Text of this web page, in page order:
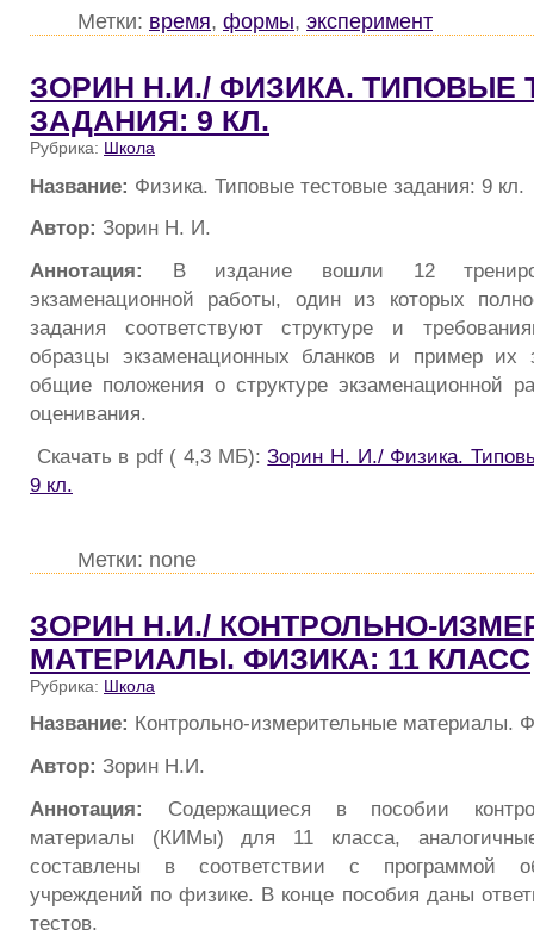
Метки: время, формы, эксперимент
ЗОРИН Н.И./ ФИЗИКА. ТИПОВЫЕ
ЗАДАНИЯ: 9 КЛ.
Рубрика: Школа
Название: Физика. Типовые тестовые задания: 9 кл.
Автор: Зорин Н. И.
Аннотация: В издание вошли 12
экзаменационной работы, один из которых
задания соответствуют структуре и
образцы экзаменационных бланков и пример их
общие положения о структуре экзаменационной
оценивания.
Скачать в pdf ( 4,3 МБ):Зорин Н. И./ Физика.
9 кл.
Метки: none
ЗОРИН Н.И./ КОНТРОЛЬНО-
МАТЕРИАЛЫ. ФИЗИКА: 11 КЛАСС
Рубрика: Школа
Название: Контрольно-измерительные материалы.
Автор: Зорин Н.И.
Аннотация: Содержащиеся в пособии
материалы (КИМы) для 11 класса,
составлены в соответствии с программой
учреждений по физике. В конце пособия даны
тестов.